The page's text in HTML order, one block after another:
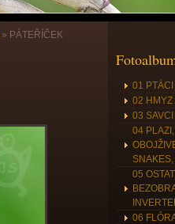
» PÁTEŘÍČEK
01
02 HMYZ
03
04 PLAZI,
05
06